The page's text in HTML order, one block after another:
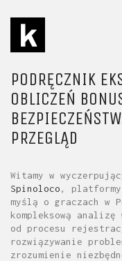
PODRĘCZNIK
OBLICZEŃ
PRZEGLĄD
Witamy w
Spinoloco, platformy
myślą o graczach w
kompleksową
od procesu
rozwiązywanie
zrozumienie